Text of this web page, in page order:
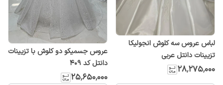
لباس عروس سه کلوش انجولیکا
تزیینات دانتل عربی
۲۸٬۲۷۵٬۰۰۰
عروس جسمیکو دو کلوش با تزیینات
دانتل کد ۴۰9
۲۵٬۶۵۰٬۰۰۰